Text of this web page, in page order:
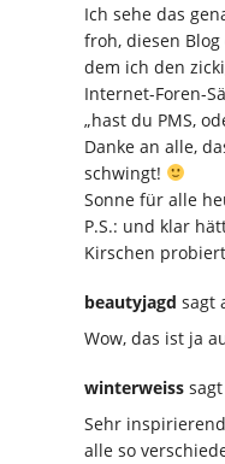
Ich sehe das
froh, diesen
dem ich den
Internet-Foren-
„hast du PMS,
Danke an alle,
schwingt!
Sonne für alle
P.S.: und klar
Kirschen
beautyjagd sagt
Wow, das ist ja
winterweiss sagt
Sehr
alle so